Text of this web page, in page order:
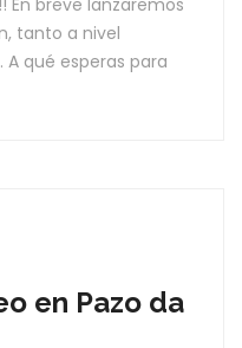
En breve lanzaremos
tanto a nivel
qué esperas para
en Pazo da